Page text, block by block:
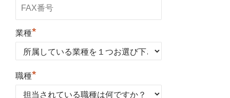
業種*
職種*